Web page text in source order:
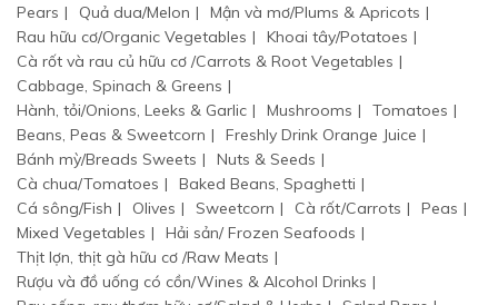
Pears
Quả dua/Melon
Mận và mơ/Plums & Apricots
Rau hữu cơ/Organic Vegetables
Khoai tây/Potatoes
Cà rốt và rau củ hữu cơ /Carrots & Root Vegetables
Cabbage, Spinach & Greens
Hành, tỏi/Onions, Leeks & Garlic
Mushrooms
Tomatoes
Beans, Peas & Sweetcorn
Freshly Drink Orange Juice
Bánh mỳ/Breads Sweets
Nuts & Seeds
Cà chua/Tomatoes
Baked Beans, Spaghetti
Cá sông/Fish
Olives Sweetcorn Cà rốt/Carrots
Peas
Mixed Vegetables
Hải sản/ Frozen Seafoods
Thịt lợn, thịt gà hữu cơ /Raw Meats
Rượu và đồ uống có cồn/Wines & Alcohol Drinks